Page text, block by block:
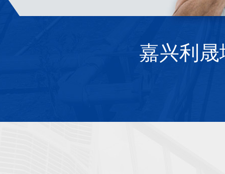
嘉兴利